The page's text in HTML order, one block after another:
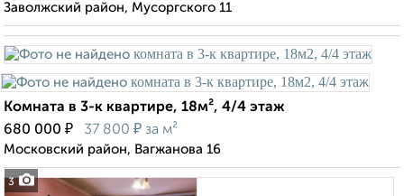
Заволжский район, Мусоргского 11
3
Комната в 3-к квартире, 18м², 4/4 этаж
680 000 ₽ 37 800 ₽ за м²
Московский район, Вагжанова 16